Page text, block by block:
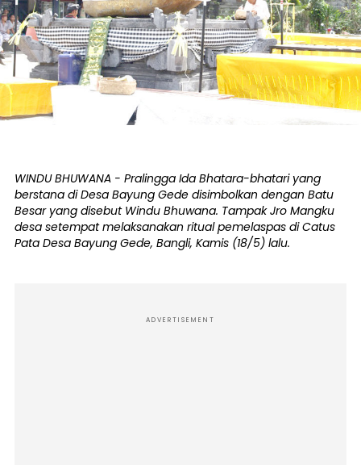
WINDU BHUWANA - Pralingga Ida Bhatara-bhatari yang
berstana di Desa Bayung Gede disimbolkan dengan Batu
Besar yang disebut Windu Bhuwana. Tampak Jro Mangku
desa setempat melaksanakan ritual pemelaspas di Catus
Pata Desa Bayung Gede, Bangli, Kamis (18/5) lalu.
ADVERTISEMENT